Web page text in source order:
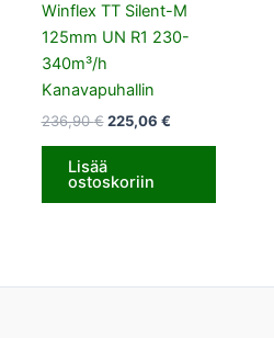
Winflex TT Silent-M
125mm UN R1 230-
340m³/h
Kanavapuhallin
236,90€ 225,06 €
Lisää
ostoskoriin